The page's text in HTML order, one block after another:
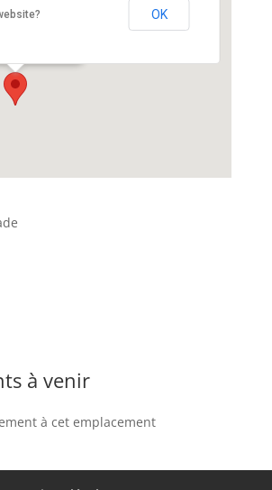
OK
à venir
à cet emplacement